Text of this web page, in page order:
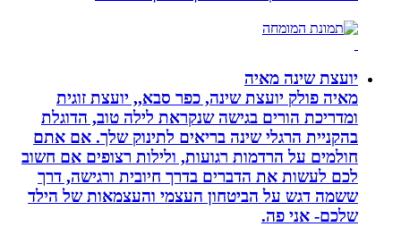
יועצת שינה מאיה
מאיה פולק יועצת שינה, כפר סבא,, יועצת זוגית
ומדריכת הורים בגישה שנקראת לילה טוב, הדוגלת
בהקניית הרגלי שינה בריאים לתינוק שלך. אם אתם
חולמים על הרדמות רגועות, ולילות רצופים אם חשוב
לכם לעשות את הדברים בדרך חיובית ורגישה, דרך
ששמה דגש על הביטחון העצמי והעצמאות של הילד
שלכם- אני פה.